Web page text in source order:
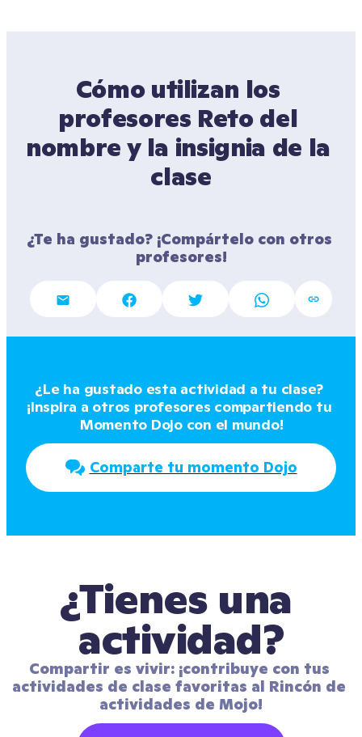
Cómo utilizan los
profesores Reto del
nombre y la insignia de la
clase
¿Te ha gustado? ¡Compártelo con otros
profesores!
¿Le ha gustado esta actividad a tu clase?
¡Inspira a otros profesores compartiendo tu
Momento Dojo con el mundo!
Comparte tu momento Dojo
¿Tienes una
actividad?
Compartir es vivir: ¡contribuye con tus
actividades de clase favoritas al Rincón de
actividades de Mojo!